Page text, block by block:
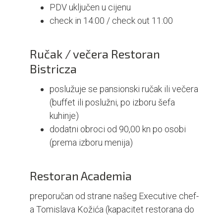
PDV uključen u cijenu
check in 14:00 / check out 11:00
Ručak / večera Restoran
Bistricza
poslužuje se pansionski ručak ili večera
(buffet ili poslužni, po izboru šefa
kuhinje)
dodatni obroci od 90,00 kn po osobi
(prema izboru menija)
Restoran Academia
preporučan od strane našeg Executive chef-
a Tomislava Kožića (kapacitet restorana do